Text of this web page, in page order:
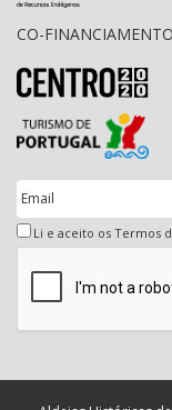
CO-FINANCIAMENTO
Li e aceito os Termos